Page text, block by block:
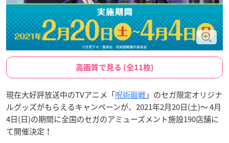
高画質で見る (全11枚)
現在大好評放送中のTVアニメ「呪術廻戦」のセガ限定オリジナ
ルグッズがもらえるキャンペーンが、2021年2月20日(土)～ 4月
4日(日)の期間に全国のセガのアミューズメント施設190店舗に
て開催決定！